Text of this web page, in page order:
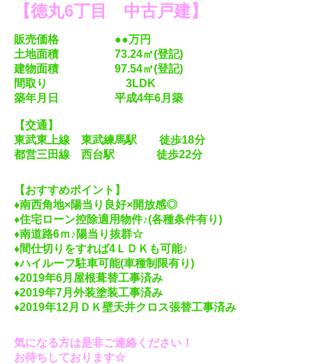
【徳丸6丁目 中古戸建】
販売価格 ●●万円
土地面積 73.24㎡(登記)
建物面積 97.54㎡(登記)
間取り 3LDK
築年月日 平成4年6月築
【交通】
東武東上線 東武練馬駅 徒歩18分
都営三田線 西台駅 徒歩22分
【おすすめポイント】
♦南西角地×陽当り良好×開放感◎
♦住宅ローン控除適用物件♪(各種条件有り)
♦南道路6ｍ♪陽当り抜群☆
♦間仕切りをすれば4ＬＤＫも可能♪
♦ハイルーフ駐車可能(車種制限有り)
♦2019年6月屋根葺替工事済み
♦2019年7月外装塗装工事済み
♦2019年12月ＤＫ壁天井クロス張替工事済み
気になる方は是非ご連絡ください！
お待ちしております☆